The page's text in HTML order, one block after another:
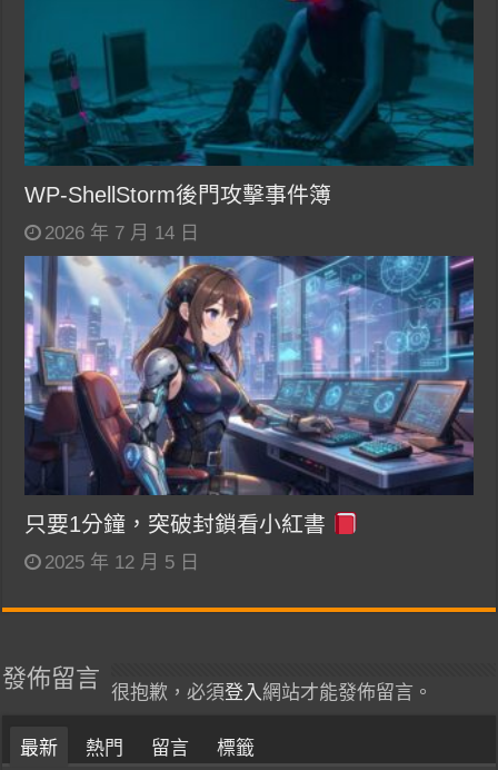
WP-ShellStorm後門攻擊事件簿
2026 年 7 月 14 日
只要1分鐘，突破封鎖看小紅書
2025 年 12 月 5 日
發佈留言
很抱歉，必須登入網站才能發佈留言。
最新 熱門 留言 標籤